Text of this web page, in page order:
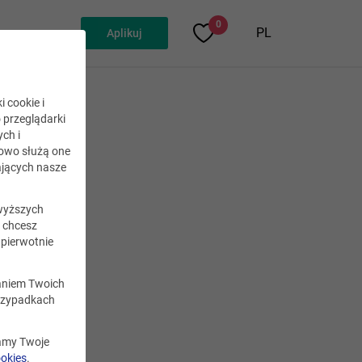
Aplikuj
0
PL
cookie i
przeglądarki
i
służą one
nasze
chcesz
Twoich
Twoje
.